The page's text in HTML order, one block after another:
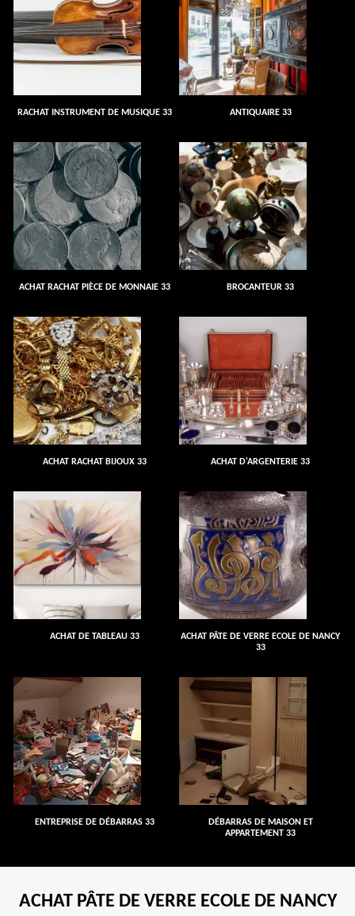
RACHAT INSTRUMENT DE MUSIQUE 33 ANTIQUAIRE 33
ACHAT RACHAT PIÈCE DE MONNAIE 33 BROCANTEUR 33
ACHAT RACHAT BIJOUX 33 ACHAT D'ARGENTERIE 33
ACHAT DE TABLEAU 33
ACHAT PÂTE DE VERRE ECOLE DE NANCY
33
ENTREPRISE DE DÉBARRAS 33
DÉBARRAS DE MAISON ET
APPARTEMENT 33
ACHAT PÂTE DE VERRE ECOLE DE NANCY